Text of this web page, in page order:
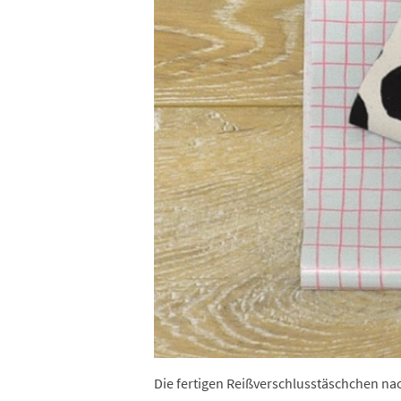
Die fertigen Reißverschlusstäschchen